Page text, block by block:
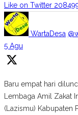
Like on Twitter
WartaDesa
5 Agu
Baru empat hari
Lembaga Amil Zakat
(Lazismu) Kabupaten